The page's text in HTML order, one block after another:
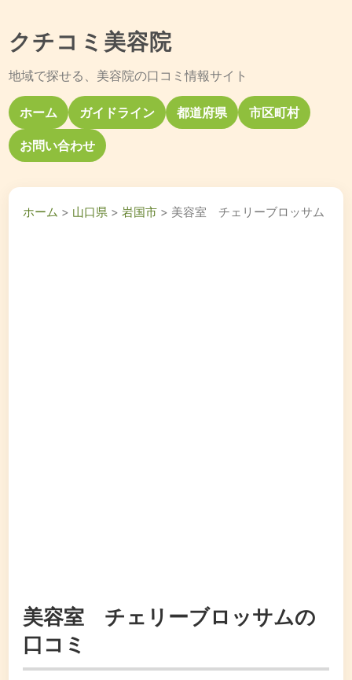
クチコミ美容院
地域で探せる、美容院の口コミ情報サイト
ホーム ガイドライン 都道府県 市区町村
お問い合わせ
ホーム > 山口県 >岩国市 > 美容室 チェリーブロッサム
美容室 チェリーブロッサムの
口コミ